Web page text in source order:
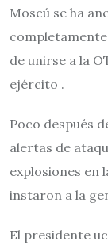
Moscú se ha
de unirse a la
ejército .
Poco después
alertas de
explosiones en
instaron a la
El presidente